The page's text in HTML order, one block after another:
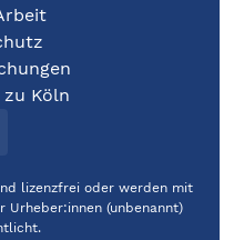
Köln
lizenzfrei oder werden mit
Urheber:innen (unbenannt)